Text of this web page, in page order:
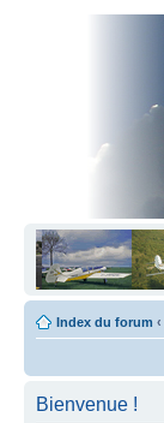
Index du forum ‹
Bienvenue !